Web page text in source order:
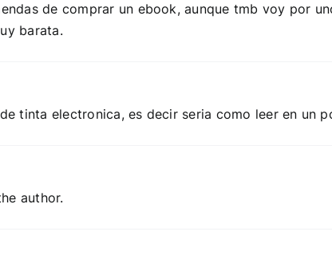
de comprar un ebook, aunque tmb voy por
barata.
tinta electronica, es decir seria como leer en un
author.